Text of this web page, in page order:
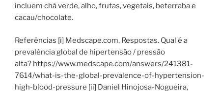
incluem chá verde, alho, frutas, vegetais, beterraba e
cacau/chocolate.
Referências [i] Medscape.com. Respostas. Qual é a
prevalência global de hipertensão / pressão
alta? https://www.medscape.com/answers/241381-
7614/what-is-the-global-prevalence-of-hypertension-
high-blood-pressure [ii] Daniel Hinojosa-Nogueira,